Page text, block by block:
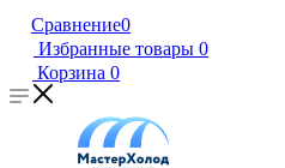
Сравнение0
Избранные товары 0
Корзина 0